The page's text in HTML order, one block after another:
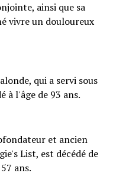
ainsi que sa
vivre un douloureux
qui a servi sous
à l'âge de 93 ans.
et ancien
List, est décédé de
ans.